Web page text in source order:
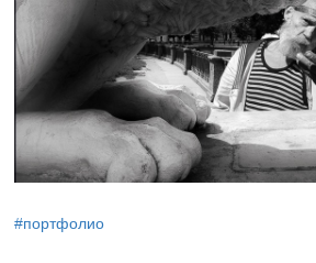
#портфолио